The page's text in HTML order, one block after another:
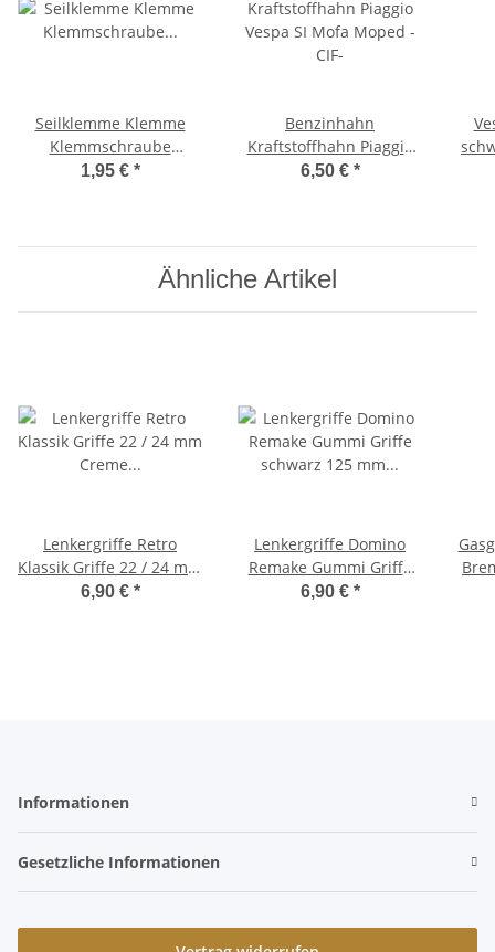
Seilklemme Klemme
Klemmschraube
BremszugKlemmplättchen
1,95 € *
Benzinhahn
Kraftstoffhahn Piaggio
Vespa SI Mofa Moped -
6,50 € *
Ähnliche Artikel
Lenkergriffe Retro
Klassik Griffe 22 / 24 mm
Creme Weiß Beige Ciao,
6,90 € *
Lenkergriffe Domino
Remake Gummi Griffe
schwarz 125 mm Ciao,
6,90 € *
Informationen
Gesetzliche Informationen